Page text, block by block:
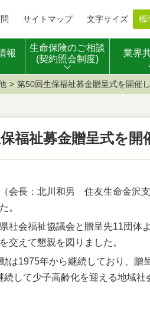
サイトマップ 文字サイズ 標
報
生命保険のご相談
(契約照会制度)
業界
第50回生保福祉募金贈呈式を開催
福祉募金贈呈式を開
会長：北川和男 住友生命金沢
。
社会福祉協議会と贈呈先11団体
交えて懇親を図りました。
は1975年から継続しており、贈
して少子高齢化を迎える地域社